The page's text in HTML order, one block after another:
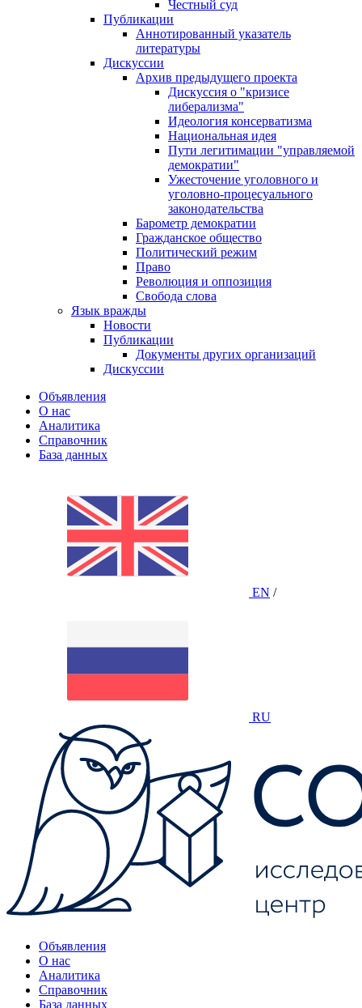
Честный суд
Публикации
Аннотированный указатель
литературы
Дискуссии
Архив предыдущего проекта
Дискуссия о "кризисе
либерализма"
Идеология консерватизма
Национальная идея
Пути легитимации "управляемой
демократии"
Ужесточение уголовного и
уголовно-процесуального
законодательства
Барометр демократии
Гражданское общество
Политический режим
Право
Революция и оппозиция
Свобода слова
Язык вражды
Новости
Публикации
Документы других организаций
Дискуссии
Объявления
О нас
Аналитика
Справочник
База данных
EN /
RU
Объявления
О нас
Аналитика
Справочник
База данных